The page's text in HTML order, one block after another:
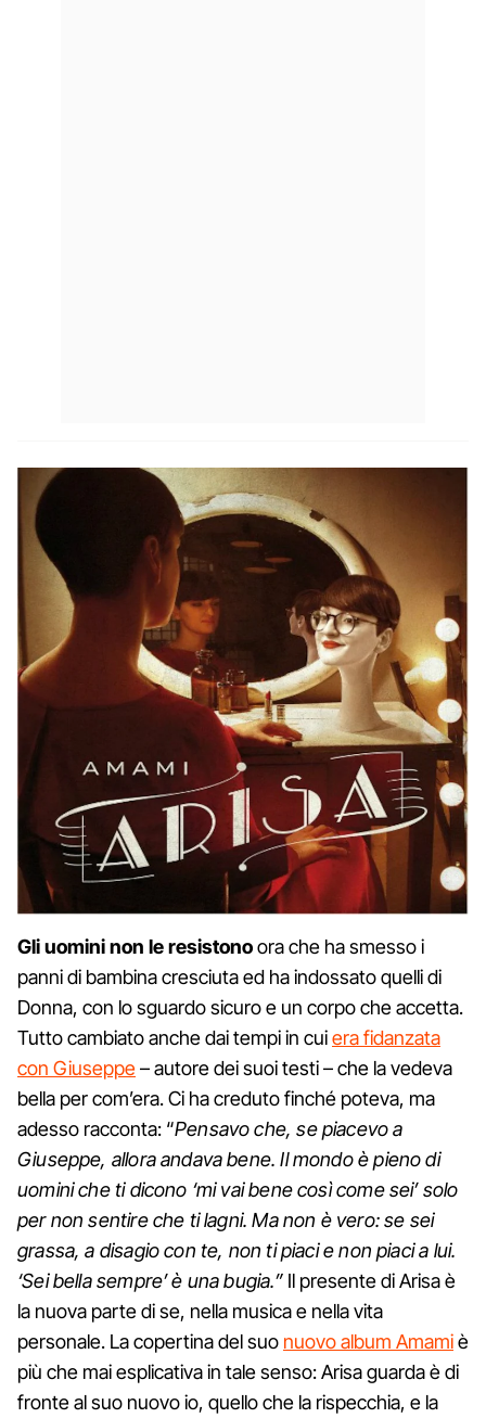
Gli uomini non le resistonoora che ha smesso i
panni di bambina cresciuta ed ha indossato quelli di
Donna, con lo sguardo sicuro e un corpo che accetta.
Tutto cambiato anche dai tempi in cuiera fidanzata
con Giuseppe– autore dei suoi testi – che la vedeva
bella per com’era. Ci ha creduto finché poteva, ma
adesso racconta: “Pensavo che, se piacevo a
Giuseppe, allora andava bene. Il mondo è pieno di
uomini che ti dicono ‘mi vai bene così come sei’ solo
per non sentire che ti lagni. Ma non è vero: se sei
grassa, a disagio con te, non ti piaci e non piaci a lui.
‘Sei bella sempre’ è una bugia.”Il presente di Arisa è
la nuova parte di se, nella musica e nella vita
personale. La copertina del suo nuovo album Amamiè
più che mai esplicativa in tale senso: Arisa guarda è di
fronte al suo nuovo io, quello che la rispecchia, e la